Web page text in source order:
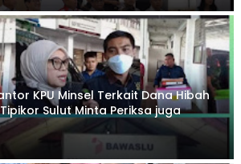
KPU Minsel Terkait Dana Hibah
Sulut Minta Periksa juga